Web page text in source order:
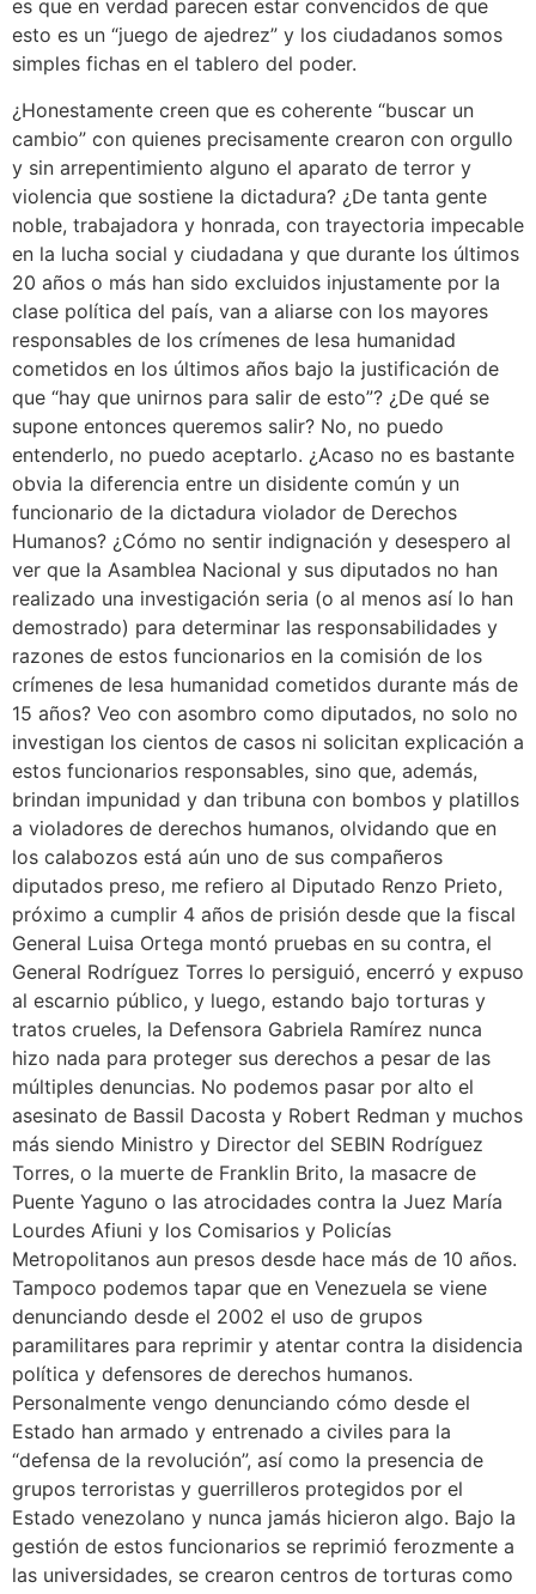
es que en verdad parecen estar convencidos de que
esto es un “juego de ajedrez” y los ciudadanos somos
simples fichas en el tablero del poder.
¿Honestamente creen que es coherente “buscar un
cambio” con quienes precisamente crearon con orgullo
y sin arrepentimiento alguno el aparato de terror y
violencia que sostiene la dictadura? ¿De tanta gente
noble, trabajadora y honrada, con trayectoria impecable
en la lucha social y ciudadana y que durante los últimos
20 años o más han sido excluidos injustamente por la
clase política del país, van a aliarse con los mayores
responsables de los crímenes de lesa humanidad
cometidos en los últimos años bajo la justificación de
que “hay que unirnos para salir de esto”? ¿De qué se
supone entonces queremos salir? No, no puedo
entenderlo, no puedo aceptarlo. ¿Acaso no es bastante
obvia la diferencia entre un disidente común y un
funcionario de la dictadura violador de Derechos
Humanos? ¿Cómo no sentir indignación y desespero al
ver que la Asamblea Nacional y sus diputados no han
realizado una investigación seria (o al menos así lo han
demostrado) para determinar las responsabilidades y
razones de estos funcionarios en la comisión de los
crímenes de lesa humanidad cometidos durante más de
15 años? Veo con asombro como diputados, no solo no
investigan los cientos de casos ni solicitan explicación a
estos funcionarios responsables, sino que, además,
brindan impunidad y dan tribuna con bombos y platillos
a violadores de derechos humanos, olvidando que en
los calabozos está aún uno de sus compañeros
diputados preso, me refiero al Diputado Renzo Prieto,
próximo a cumplir 4 años de prisión desde que la fiscal
General Luisa Ortega montó pruebas en su contra, el
General Rodríguez Torres lo persiguió, encerró y expuso
al escarnio público, y luego, estando bajo torturas y
tratos crueles, la Defensora Gabriela Ramírez nunca
hizo nada para proteger sus derechos a pesar de las
múltiples denuncias. No podemos pasar por alto el
asesinato de Bassil Dacosta y Robert Redman y muchos
más siendo Ministro y Director del SEBIN Rodríguez
Torres, o la muerte de Franklin Brito, la masacre de
Puente Yaguno o las atrocidades contra la Juez María
Lourdes Afiuni y los Comisarios y Policías
Metropolitanos aun presos desde hace más de 10 años.
Tampoco podemos tapar que en Venezuela se viene
denunciando desde el 2002 el uso de grupos
paramilitares para reprimir y atentar contra la disidencia
política y defensores de derechos humanos.
Personalmente vengo denunciando cómo desde el
Estado han armado y entrenado a civiles para la
“defensa de la revolución”, así como la presencia de
grupos terroristas y guerrilleros protegidos por el
Estado venezolano y nunca jamás hicieron algo. Bajo la
gestión de estos funcionarios se reprimió ferozmente a
las universidades, se crearon centros de torturas como